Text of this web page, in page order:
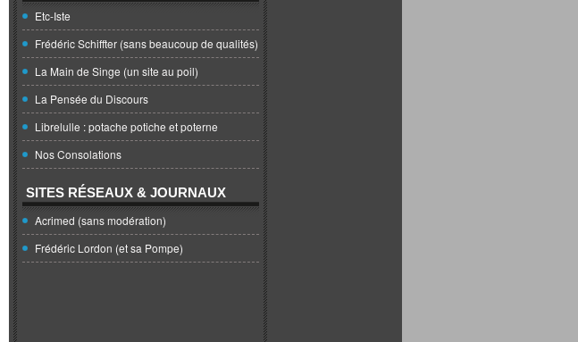
Etc-Iste
Frédéric Schiffter (sans beaucoup de qualités)
La Main de Singe (un site au poil)
La Pensée du Discours
Librelulle : potache potiche et poterne
Nos Consolations
SITES RÉSEAUX & JOURNAUX
Acrimed (sans modération)
Frédéric Lordon (et sa Pompe)